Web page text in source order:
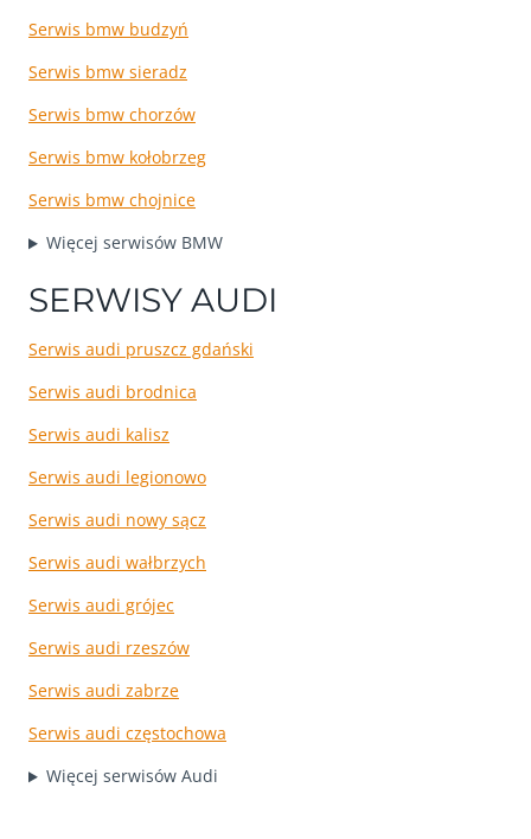
Serwis bmw budzyń
Serwis bmw sieradz
Serwis bmw chorzów
Serwis bmw kołobrzeg
Serwis bmw chojnice
Więcej serwisów BMW
SERWISY AUDI
Serwis audi pruszcz gdański
Serwis audi brodnica
Serwis audi kalisz
Serwis audi legionowo
Serwis audi nowy sącz
Serwis audi wałbrzych
Serwis audi grójec
Serwis audi rzeszów
Serwis audi zabrze
Serwis audi częstochowa
Więcej serwisów Audi